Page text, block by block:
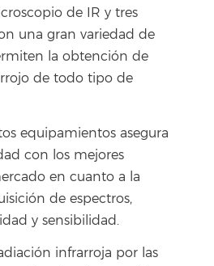
de IR y tres
una gran variedad de
la obtención de
de todo tipo de
equipamientos asegura
con los mejores
en cuanto a la
de espectros,
y sensibilidad.
infrarroja por las